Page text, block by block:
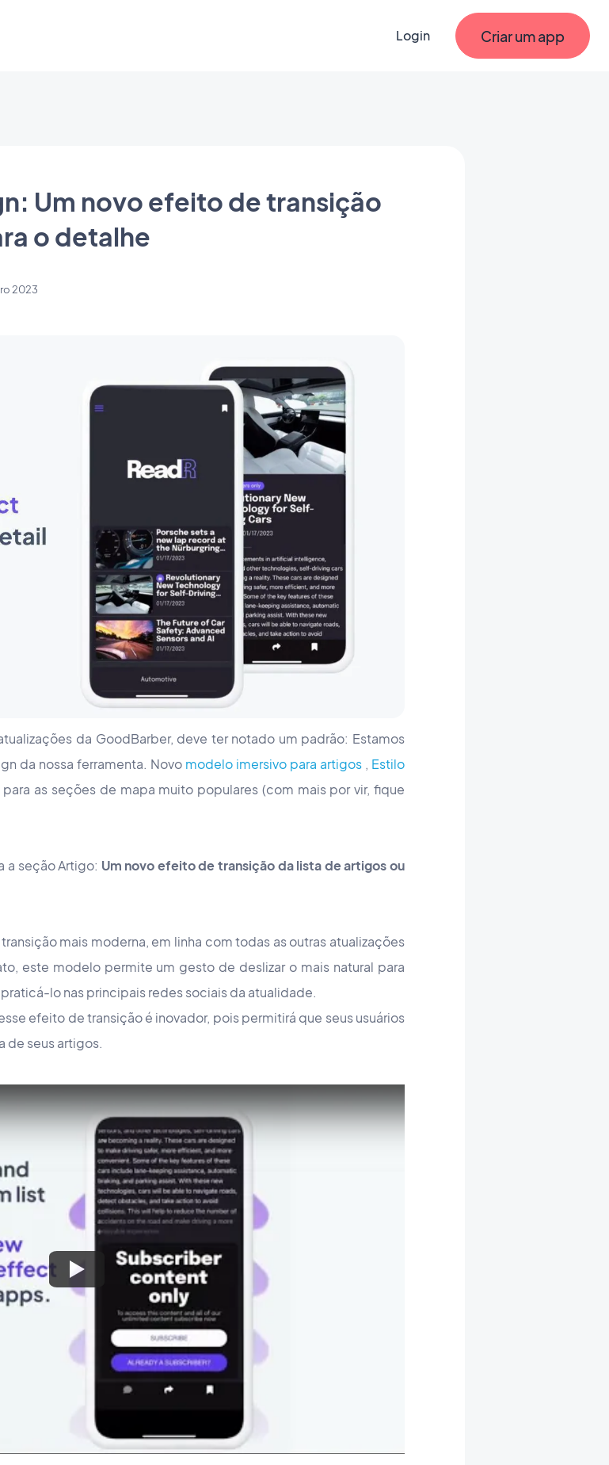
Login Criar um app
Um novo efeito de transição
o detalhe
2023
da GoodBarber, deve ter notado um padrão: Estamos
da nossa ferramenta. Novo modelo imersivo para artigos , Estilo
as seções de mapa muito populares (com mais por vir, fique
a seção Artigo: Um novo efeito de transição da lista de artigos ou
mais moderna, em linha com todas as outras atualizações
este modelo permite um gesto de deslizar o mais natural para
lo nas principais redes sociais da atualidade.
efeito de transição é inovador, pois permitirá que seus usuários
de seus artigos.